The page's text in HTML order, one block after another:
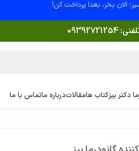
الان بخر، بعدا پرداخت کن!
09392721254
دکتر بیزکتاب هامقالاتدرباره ماتماس با ما